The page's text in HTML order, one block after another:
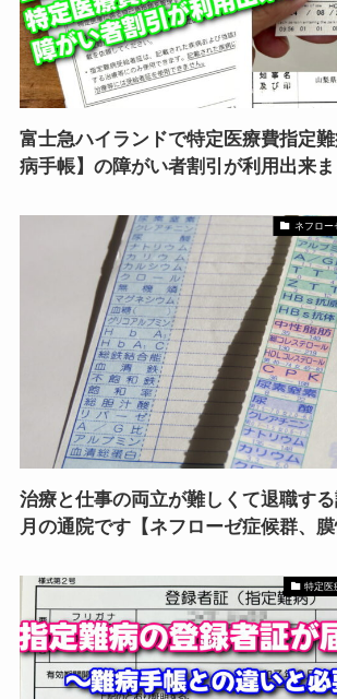
富士急ハイランドで特定医療費指定
病手帳】の障がい者割引が利用出来
ネフロー
治療と仕事の両立が難しくて退職す
月の通院です【ネフローゼ症候群、膜
特定医